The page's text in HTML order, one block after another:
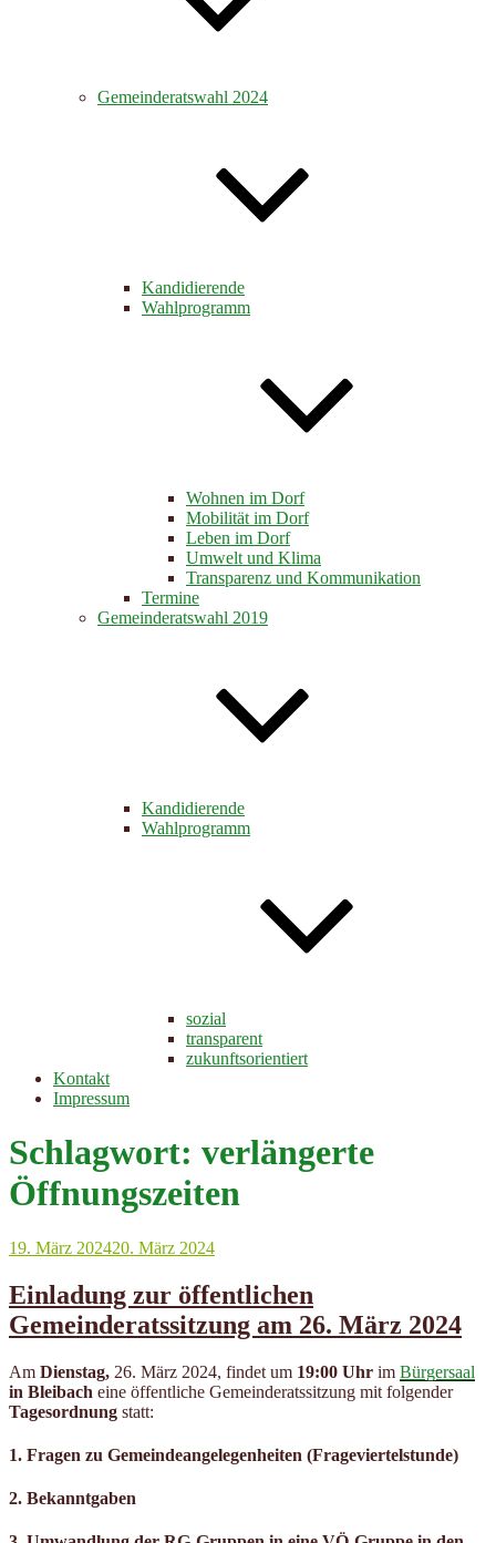
Gemeinderatswahl 2024
Kandidierende
Wahlprogramm
Wohnen im Dorf
Mobilität im Dorf
Leben im Dorf
Umwelt und Klima
Transparenz und Kommunikation
Termine
Gemeinderatswahl 2019
Kandidierende
Wahlprogramm
sozial
transparent
zukunftsorientiert
Kontakt
Impressum
Schlagwort: verlängerte
Öffnungszeiten
Veröffentlicht
19. März 202420. März 2024
Einladung zur öffentlichen
Gemeinderatssitzung am 26. März 2024
Am Dienstag, 26. März 2024, findet um 19:00 Uhr im Bürgersaal
in Bleibach eine öffentliche Gemeinderatssitzung mit folgender
Tagesordnung statt:
1. Fragen zu Gemeindeangelegenheiten (Frageviertelstunde)
2. Bekanntgaben